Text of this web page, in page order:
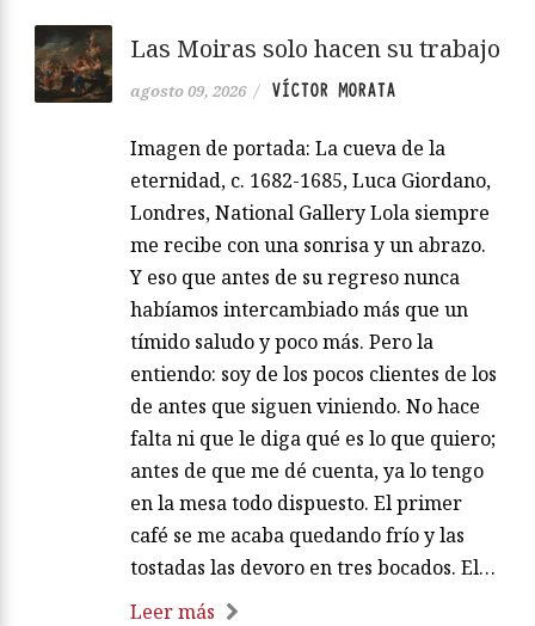
Las Moiras solo hacen su trabajo
agosto 09, 2026 / VÍCTOR MORATA
Imagen de portada: La cueva de la
eternidad, c. 1682-1685, Luca Giordano,
Londres, National Gallery Lola siempre
me recibe con una sonrisa y un abrazo.
Y eso que antes de su regreso nunca
habíamos intercambiado más que un
tímido saludo y poco más. Pero la
entiendo: soy de los pocos clientes de los
de antes que siguen viniendo. No hace
falta ni que le diga qué es lo que quiero;
antes de que me dé cuenta, ya lo tengo
en la mesa todo dispuesto. El primer
café se me acaba quedando frío y las
tostadas las devoro en tres bocados. El…
Leer más